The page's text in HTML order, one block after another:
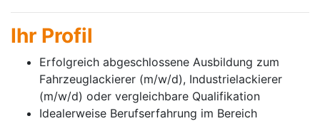
Ihr Profil
Erfolgreich abgeschlossene Ausbildung zum
Fahrzeuglackierer (m/w/d), Industrielackierer
(m/w/d) oder vergleichbare Qualifikation
Idealerweise Berufserfahrung im Bereich